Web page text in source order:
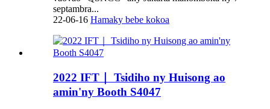
septambra...
22-06-16 Hamaky bebe kokoa
2022 IFT｜ Tsidiho ny Huisong ao
amin'ny Booth S4047